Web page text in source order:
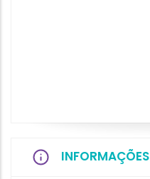
INFORMAÇÕES